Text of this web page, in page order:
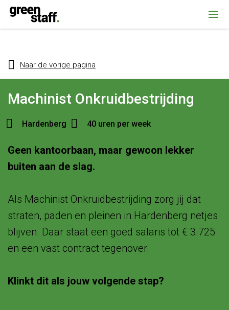
{ "@context": "https://schema.org", "@type": "Organization", "name":
""Greenstaff, "url": "https://www.greenstaff.nl", "logo": "" }
Naar de vorige pagina
Machinist Onkruidbestrijding
Hardenberg 40 uren per week
Geen kantoorbaan, maar gewoon lekker
buiten aan de slag.
Als Machinist Onkruidbestrijding zorg jij dat
straten, paden en pleinen in Hardenberg netjes
blijven. Daar staat een goed salaris tot € 3.725
en een vast contract tegenover.
Klinkt dit als jouw volgende stap?